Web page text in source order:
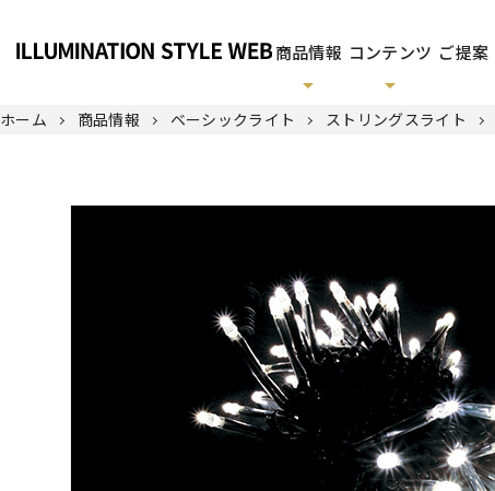
商品情報 コンテンツ ご提案
ホーム 商品情報 ベーシックライト ストリングスライト